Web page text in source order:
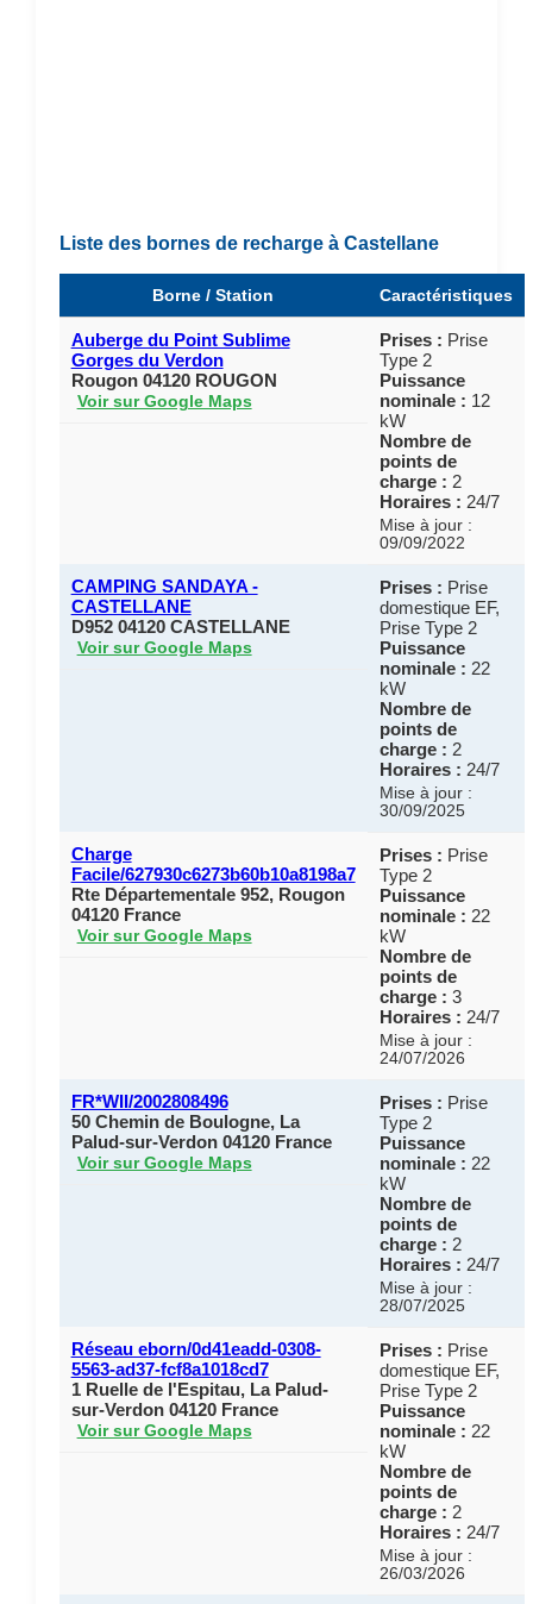
Liste des bornes de recharge à Castellane
Borne / Station Caractéristiques
Auberge du Point Sublime
Gorges du Verdon
Rougon 04120 ROUGON
Voir sur Google Maps
Prises : Prise
Type 2
Puissance
nominale : 12
kW
Nombre de
points de
charge : 2
Horaires : 24/7
Mise à jour :
09/09/2022
CAMPING SANDAYA -
CASTELLANE
D952 04120 CASTELLANE
Voir sur Google Maps
Prises : Prise
domestique EF,
Prise Type 2
Puissance
nominale : 22
kW
Nombre de
points de
charge : 2
Horaires : 24/7
Mise à jour :
30/09/2025
Charge
Facile/627930c6273b60b10a8198a7
Rte Départementale 952, Rougon
04120 France
Voir sur Google Maps
Prises : Prise
Type 2
Puissance
nominale : 22
kW
Nombre de
points de
charge : 3
Horaires : 24/7
Mise à jour :
24/07/2026
FR*WII/2002808496
50 Chemin de Boulogne, La
Palud-sur-Verdon 04120 France
Voir sur Google Maps
Prises : Prise
Type 2
Puissance
nominale : 22
kW
Nombre de
points de
charge : 2
Horaires : 24/7
Mise à jour :
28/07/2025
Réseau eborn/0d41eadd-0308-
5563-ad37-fcf8a1018cd7
1 Ruelle de l'Espitau, La Palud-
sur-Verdon 04120 France
Voir sur Google Maps
Prises : Prise
domestique EF,
Prise Type 2
Puissance
nominale : 22
kW
Nombre de
points de
charge : 2
Horaires : 24/7
Mise à jour :
26/03/2026